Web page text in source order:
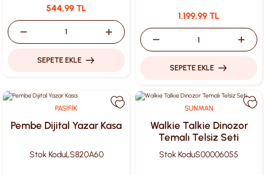
544,99 TL
SEPETE EKLE
1.199,99 TL
SEPETE EKLE
PASİFİK
Pembe Dijital Yazar Kasa
Stok KoduLS820A60
SUNMAN
Walkie Talkie Dinozor
Temalı Telsiz Seti
Stok KoduS00006055